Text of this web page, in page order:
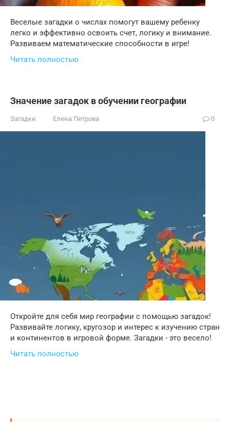
Веселые загадки о числах помогут вашему ребенку
легко и эффективно освоить счет, логику и внимание.
Развиваем математические способности в игре!
Читать полностью
Значение загадок в обучении географии
Загадки Елена Петрова 0
Откройте для себя мир географии с помощью загадок!
Развивайте логику, кругозор и интерес к изучению стран
и континентов в игровой форме. Загадки - это весело!
Читать полностью